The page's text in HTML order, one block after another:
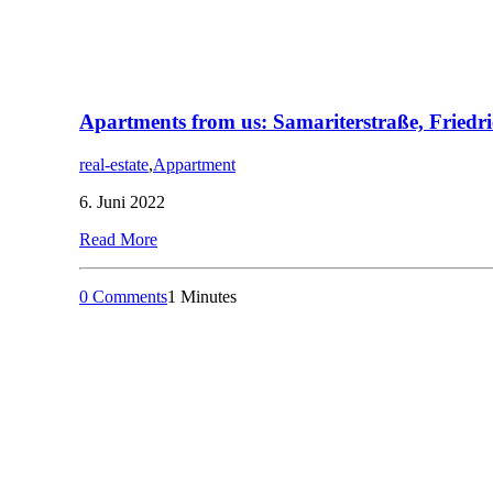
Apartments from us: Samariterstraße,
real-estate,Appartment
6. Juni 2022
Read More
0 Comments1 Minutes